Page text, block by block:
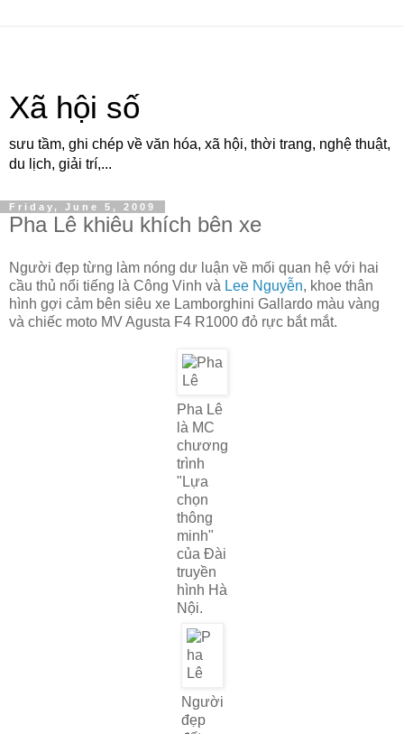
Xã hội số
sưu tầm, ghi chép về văn hóa, xã hội, thời trang, nghệ thuật,
du lịch, giải trí,...
Friday, June 5, 2009
Pha Lê khiêu khích bên xe
Người đẹp từng làm nóng dư luận về mối quan hệ với hai
cầu thủ nổi tiếng là Công Vinh và Lee Nguyễn, khoe thân
hình gợi cảm bên siêu xe Lamborghini Gallardo màu vàng
và chiếc moto MV Agusta F4 R1000 đỏ rực bắt mắt.
Pha Lê
là MC
chương
trình
"Lựa
chọn
thông
minh"
của Đài
truyền
hình Hà
Nội.
Người
đẹp